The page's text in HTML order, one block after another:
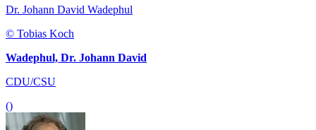
Dr. Johann David Wadephul
© Tobias Koch
Wadephul, Dr. Johann David
CDU/CSU
()